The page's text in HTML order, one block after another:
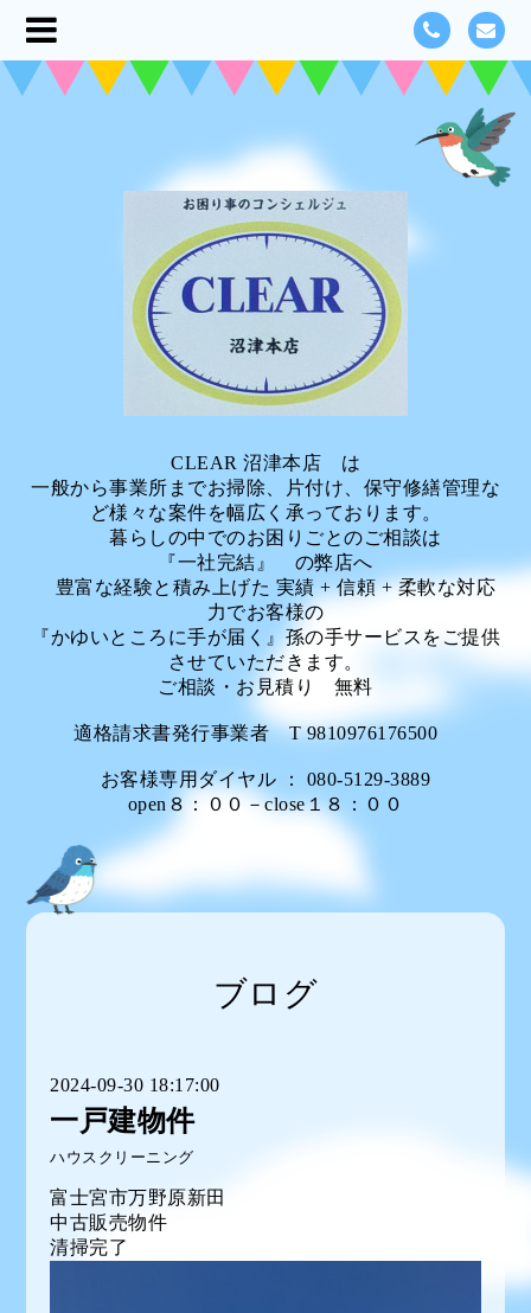
CLEAR 沼津本店 は
一般から事業所までお掃除、片付け、保守修繕管理な
ど様々な案件を幅広く承っております。
暮らしの中でのお困りごとのご相談は
『一社完結』 の弊店へ
豊富な経験と積み上げた 実績 + 信頼 + 柔軟な対応
力でお客様の
『かゆいところに手が届く』孫の手サービスをご提供
させていただきます。
ご相談・お見積り 無料
適格請求書発行事業者 T 9810976176500
お客様専用ダイヤル ： 080-5129-3889
open８：００－close１８：００
ブログ
2024-09-30 18:17:00
一戸建物件
ハウスクリーニング
富士宮市万野原新田
中古販売物件
清掃完了